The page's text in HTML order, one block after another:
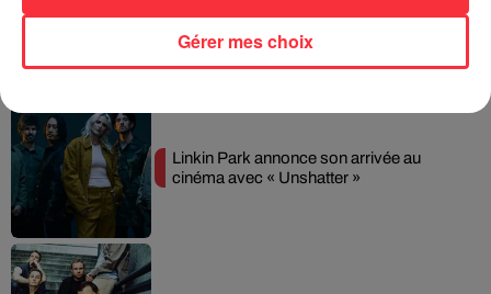
téléphonique pour...
Linkin Park annonce son arrivée au
cinéma avec « Unshatter »
Gérer mes choix